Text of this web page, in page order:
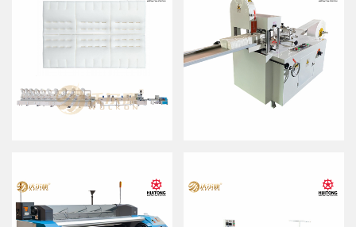
产能：90-100pcs/min